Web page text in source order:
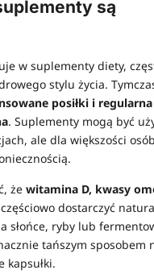
są
w suplementy diety,
stylu życia.
posiłki i regularna
. Suplementy mogą być
ale dla większości
że witamina D, kwasy
dostarczyć
słońce, ryby lub
tańszym sposobem
kapsułki.